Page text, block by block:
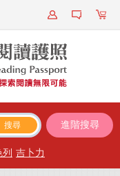
進階搜尋
列 吉卜力